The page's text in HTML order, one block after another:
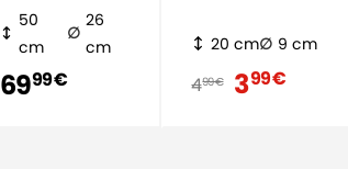
50
cm
26
cm
6999 €
20 cm 9 cm
499 € 399 €